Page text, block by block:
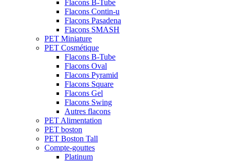
Flacons B-Tube
Flacons Contin-u
Flacons Pasadena
Flacons SMASH
PET Miniature
PET Cosmétique
Flacons B-Tube
Flacons Oval
Flacons Pyramid
Flacons Square
Flacons Gel
Flacons Swing
Autres flacons
PET Alimentation
PET boston
PET Boston Tall
Compte-gouttes
Platinum